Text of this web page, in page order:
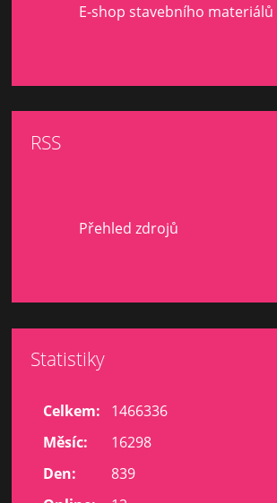
E-shop stavebního materiálů
RSS
Přehled zdrojů
Statistiky
Celkem:
1466336
Měsíc:
16298
Den:
839